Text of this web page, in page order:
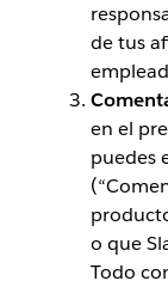
de tus
en el
puedes
o que
Todo